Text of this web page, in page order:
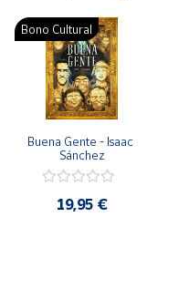
Bono Cultural
Buena Gente - Isaac
Sánchez
19,95 €